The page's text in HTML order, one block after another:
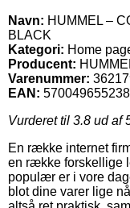
Navn: HUMMEL –
BLACK
Kategori: Home
Producent:
Varenummer:
EAN:
Vurderet til 3.8 ud af
En række internet
en række forskellige
populær er i vore
blot dine varer lige